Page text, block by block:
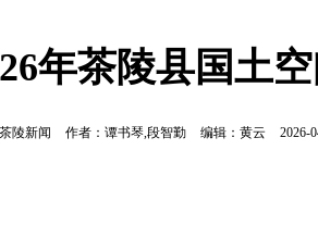
年茶陵县国土
陵新闻 作者：谭书琴,段智勤 编辑：黄云 2026-